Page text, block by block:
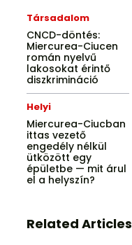
Társadalom
CNCD-döntés:
Miercurea-Ciucen
román nyelvű
lakosokat érintő
diszkrimináció
Helyi
Miercurea-Ciucban
ittas vezető
engedély nélkül
ütközött egy
épületbe — mit árul
el a helyszín?
Related Articles